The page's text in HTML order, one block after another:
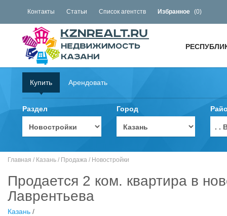
Контакты Статьи Список агентств Избранное (0)
Купить Арендовать
Раздел Город
. .
Главная / Казань / Продажа / Новостройки
Продается 2 ком. квартира в
Лаврентьева
Казань /